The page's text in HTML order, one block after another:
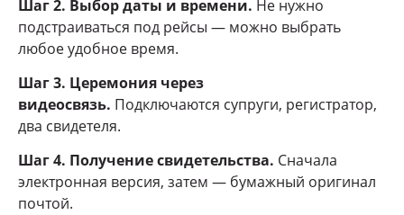
Шаг 2. Выбор даты и времени. Не нужно
подстраиваться под рейсы — можно выбрать
любое удобное время.
Шаг 3. Церемония через
видеосвязь. Подключаются супруги, регистратор,
два свидетеля.
Шаг 4. Получение свидетельства. Сначала
электронная версия, затем — бумажный оригинал
почтой.